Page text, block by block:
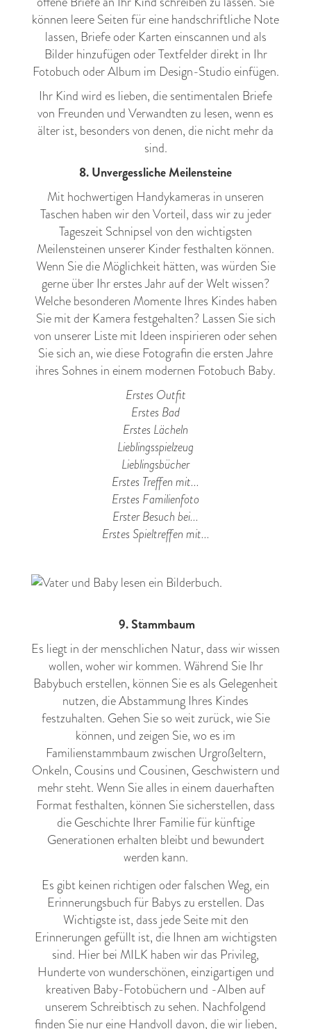
können leere Seiten für eine handschriftliche Note
lassen, Briefe oder Karten einscannen und als
Bilder hinzufügen oder Textfelder direkt in Ihr
Fotobuch oder Album im Design-Studio einfügen.
Ihr Kind wird es lieben, die sentimentalen Briefe
von Freunden und Verwandten zu lesen, wenn es
älter ist, besonders von denen, die nicht mehr da
sind.
8. Unvergessliche Meilensteine
Mit hochwertigen Handykameras in unseren
Taschen haben wir den Vorteil, dass wir zu jeder
Tageszeit Schnipsel von den wichtigsten
Meilensteinen unserer Kinder festhalten können.
Wenn Sie die Möglichkeit hätten, was würden Sie
gerne über Ihr erstes Jahr auf der Welt wissen?
Welche besonderen Momente Ihres Kindes haben
Sie mit der Kamera festgehalten? Lassen Sie sich
von unserer Liste mit Ideen inspirieren oder sehen
Sie sich an, wie diese Fotografin die ersten Jahre
ihres Sohnes in einem modernen Fotobuch Baby.
Erstes Outfit
Erstes Bad
Erstes Lächeln
Lieblingsspielzeug
Lieblingsbücher
Erstes Treffen mit...
Erstes Familienfoto
Erster Besuch bei...
Erstes Spieltreffen mit...
9. Stammbaum
Es liegt in der menschlichen Natur, dass wir wissen
wollen, woher wir kommen. Während Sie Ihr
Babybuch erstellen, können Sie es als Gelegenheit
nutzen, die Abstammung Ihres Kindes
festzuhalten. Gehen Sie so weit zurück, wie Sie
können, und zeigen Sie, wo es im
Familienstammbaum zwischen Urgroßeltern,
Onkeln, Cousins und Cousinen, Geschwistern und
mehr steht. Wenn Sie alles in einem dauerhaften
Format festhalten, können Sie sicherstellen, dass
dieGeschichte Ihrer Familiefür künftige
Generationen erhalten bleibt und bewundert
werden kann.
Es gibt keinen richtigen oder falschen Weg, ein
Erinnerungsbuch für Babys zu erstellen. Das
Wichtigste ist, dass jede Seite mit den
Erinnerungen gefüllt ist, die Ihnen am wichtigsten
sind. Hier bei MILK haben wir das Privileg,
Hunderte von wunderschönen, einzigartigen und
kreativen Baby-Fotobüchern und -Alben auf
unserem Schreibtisch zu sehen. Nachfolgend
finden Sie nur eine Handvoll davon, die wir lieben,